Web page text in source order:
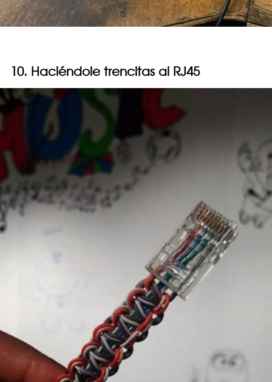
10. Haciéndole trencitas al RJ45